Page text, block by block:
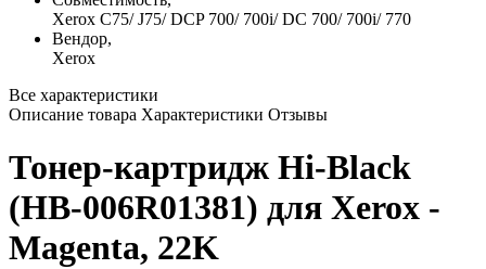
Xerox C75/ J75/ DCP 700/ 700i/ DC 700/ 700i/ 770
Вендор,
Xerox
Все характеристики
Описание товара Характеристики Отзывы
Тонер-картридж Hi-Black
(HB-006R01381) для Xerox -
Magenta, 22K